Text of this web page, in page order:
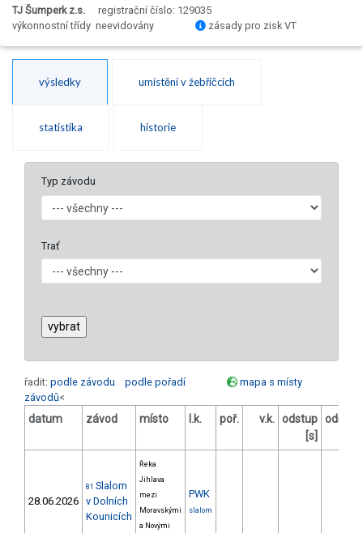
TJ Šumperk z.s.
registrační číslo: 129035
výkonnostní třídy neevidovány
zásady pro zisk VT
výsledky umístění v žebříčcích
statistika historie
Typ závodu
Trať
řadit: podle závodu podle pořadí
mapa s místy
závodů<
datum závod místo l.k. poř. v.k. odstup
[s]
odstup
28.06.2026
81 Slalom
v Dolních
Kounicích
Řeka
Jihlava
mezi
Moravskými
a Novými
PWK
slalom